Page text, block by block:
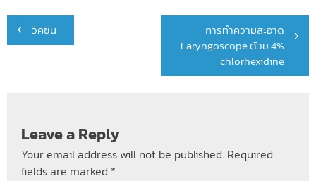
Post
navigation
วัคซีน
การทำความสะอาด
Laryngoscope ด้วย 4%
chlorhexidine
Leave a Reply
Your email address will not be published. Required
fields are marked *